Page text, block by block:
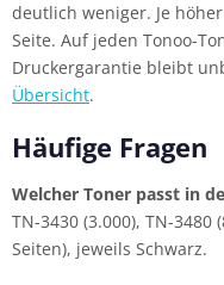
deutlich weniger. Je
Seite. Auf jeden Tonoo-
Druckergarantie bleibt
Übersicht.
Häufige Fragen
Welcher Toner passt in
TN-3430 (3.000), TN-3480
Seiten), jeweils Schwarz.